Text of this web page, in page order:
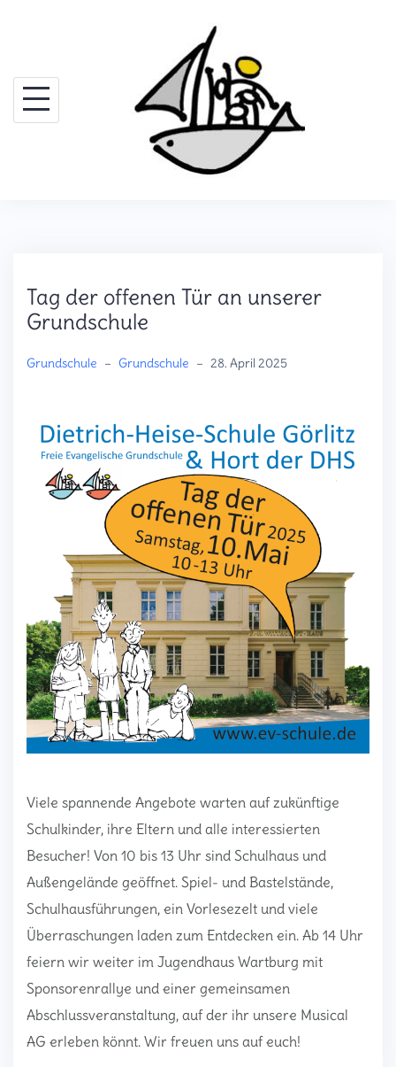
Tag der offenen Tür an unserer
Grundschule
Grundschule – Grundschule – 28. April 2025
Viele spannende Angebote warten auf zukünftige
Schulkinder, ihre Eltern und alle interessierten
Besucher! Von 10 bis 13 Uhr sind Schulhaus und
Außengelände geöffnet. Spiel- und Bastelstände,
Schulhausführungen, ein Vorlesezelt und viele
Überraschungen laden zum Entdecken ein. Ab 14 Uhr
feiern wir weiter im Jugendhaus Wartburg mit
Sponsorenrallye und einer gemeinsamen
Abschlussveranstaltung, auf der ihr unsere Musical
AG erleben könnt. Wir freuen uns auf euch!